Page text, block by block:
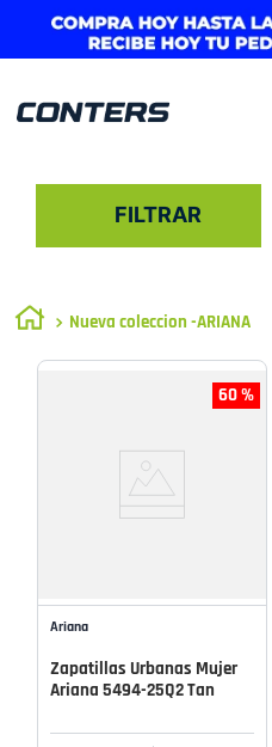
FILTRAR
Nueva coleccion -ARIANA
60 %
Ariana
Zapatillas Urbanas Mujer
Ariana 5494-25Q2 Tan